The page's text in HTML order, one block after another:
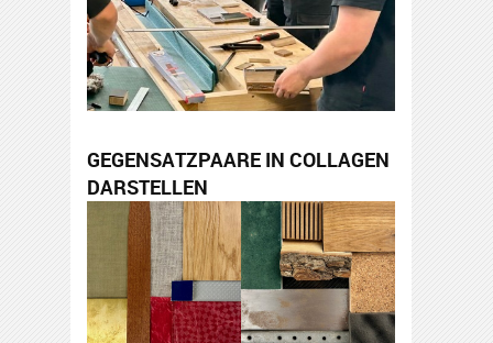
GEGENSATZPAARE IN COLLAGEN
DARSTELLEN